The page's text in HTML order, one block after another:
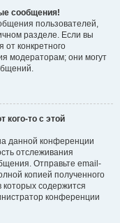
сообщения!
пользователей,
разделе. Если вы
конкретного
модераторам; они могут
кого-то с этой
данной конференции
отслеживания
Отправьте email-
копией полученного
которых содержится
конференции